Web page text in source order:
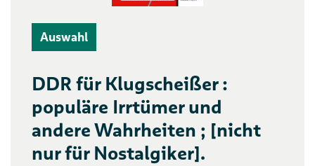
Auswahl
DDR für Klugscheißer :
populäre Irrtümer und
andere Wahrheiten ; [nicht
nur für Nostalgiker].